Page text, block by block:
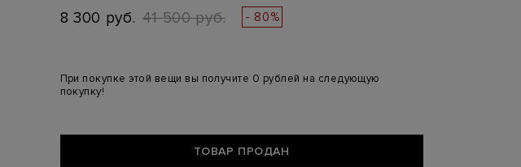
8 300 руб. 41 500 руб. - 80%
При покупке этой вещи вы получите 0 рублей на следующую
покупку!
ТОВАР ПРОДАН